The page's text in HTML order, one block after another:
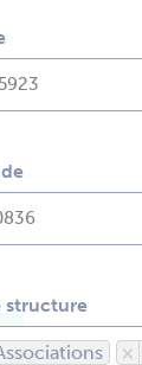
structure
×